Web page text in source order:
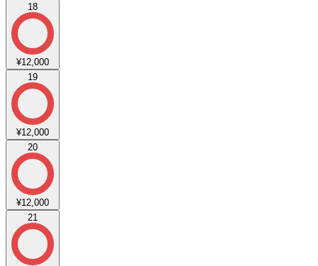
18
¥12,000
19
¥12,000
20
¥12,000
21